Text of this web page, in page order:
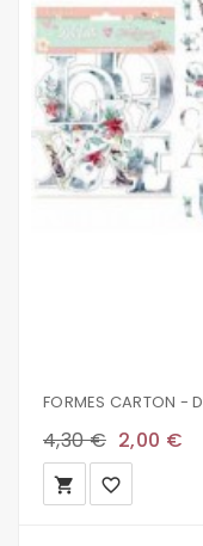
4,30 € 2,00 €
local_grocery_store favorite_border